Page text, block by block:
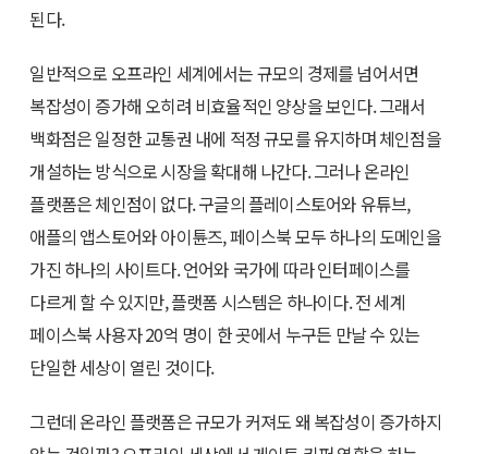
된다.
일반적으로 오프라인 세계에서는 규모의 경제를 넘어서면
복잡성이 증가해 오히려 비효율적인 양상을 보인다. 그래서
백화점은 일정한 교통권 내에 적정 규모를 유지하며 체인점을
개설하는 방식으로 시장을 확대해 나간다. 그러나 온라인
플랫폼은 체인점이 없다. 구글의 플레이스토어와 유튜브,
애플의 앱스토어와 아이튠즈, 페이스북 모두 하나의 도메인을
가진 하나의 사이트다. 언어와 국가에 따라 인터페이스를
다르게 할 수 있지만, 플랫폼 시스템은 하나이다. 전 세계
페이스북 사용자 20억 명이 한 곳에서 누구든 만날 수 있는
단일한 세상이 열린 것이다.
그런데 온라인 플랫폼은 규모가 커져도 왜 복잡성이 증가하지